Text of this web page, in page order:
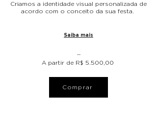
Criamos a identidade visual personalizada de
acordo com o conceito da sua festa.
Saiba mais
⏤
A partir de R$ 5.500,00
Comprar